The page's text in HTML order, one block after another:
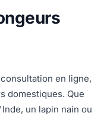
en ligne,
domestiques. Que
un lapin nain ou